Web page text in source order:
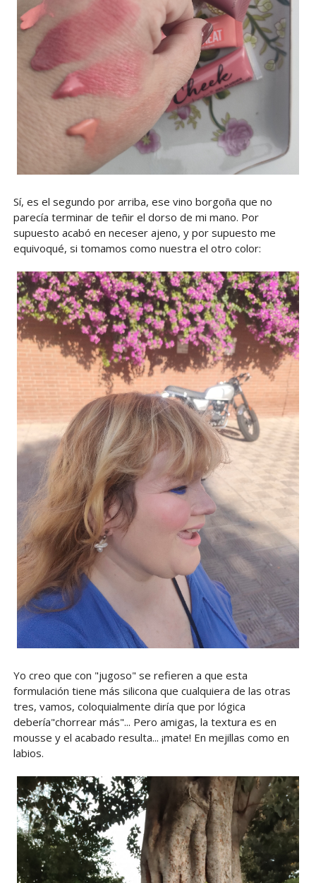
Sí, es el segundo por arriba, ese vino borgoña que no
parecía terminar de teñir el dorso de mi mano. Por
supuesto acabó en neceser ajeno, y por supuesto me
equivoqué, si tomamos como nuestra el otro color:
Yo creo que con "jugoso" se refieren a que esta
formulación tiene más silicona que cualquiera de las otras
tres, vamos, coloquialmente diría que por lógica
debería"chorrear más"... Pero amigas, la textura es en
mousse y el acabado resulta... ¡mate! En mejillas como en
labios.